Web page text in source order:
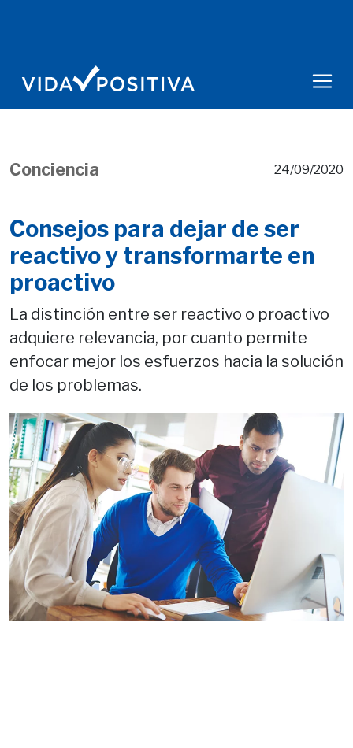
Conciencia 24/09/2020
Consejos para dejar de ser
reactivo y transformarte en
proactivo
La distinción entre ser reactivo o proactivo
adquiere relevancia, por cuanto permite
enfocar mejor los esfuerzos hacia la solución
de los problemas.